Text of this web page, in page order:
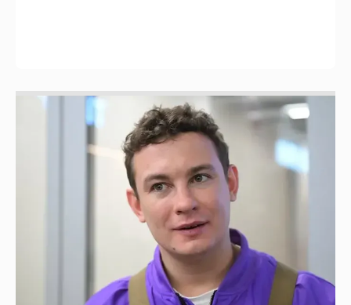
Никита Кологривый высказался насчёт